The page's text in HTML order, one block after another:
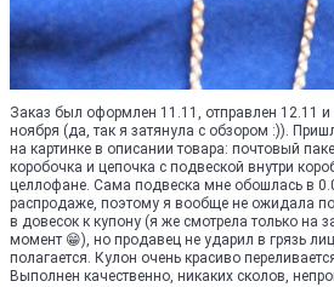
Заказ был оформлен 11.11, отправлен 12.11 и
ноября (да, так я затянула с обзором :)).
на картинке в описании товара: почтовый
коробочка и цепочка с подвеской внутри
целлофане. Сама подвеска мне обошлась в
распродаже, поэтому я вообще не ожидала
в довесок к купону (я же смотрела только на
момент 😁), но продавец не ударил в грязь
полагается. Кулон очень красиво
Выполнен качественно, никаких сколов,